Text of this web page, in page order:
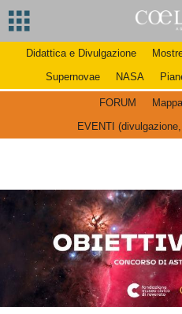
Didattica e Divulgazione
Supernovae
NASA
FORUM
EVENTI